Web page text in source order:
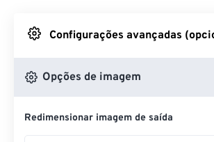
Do Google Drive
Do OneDrive
Da URL
Configurações avançadas
Opções de imagem
Redimensionar imagem de saída